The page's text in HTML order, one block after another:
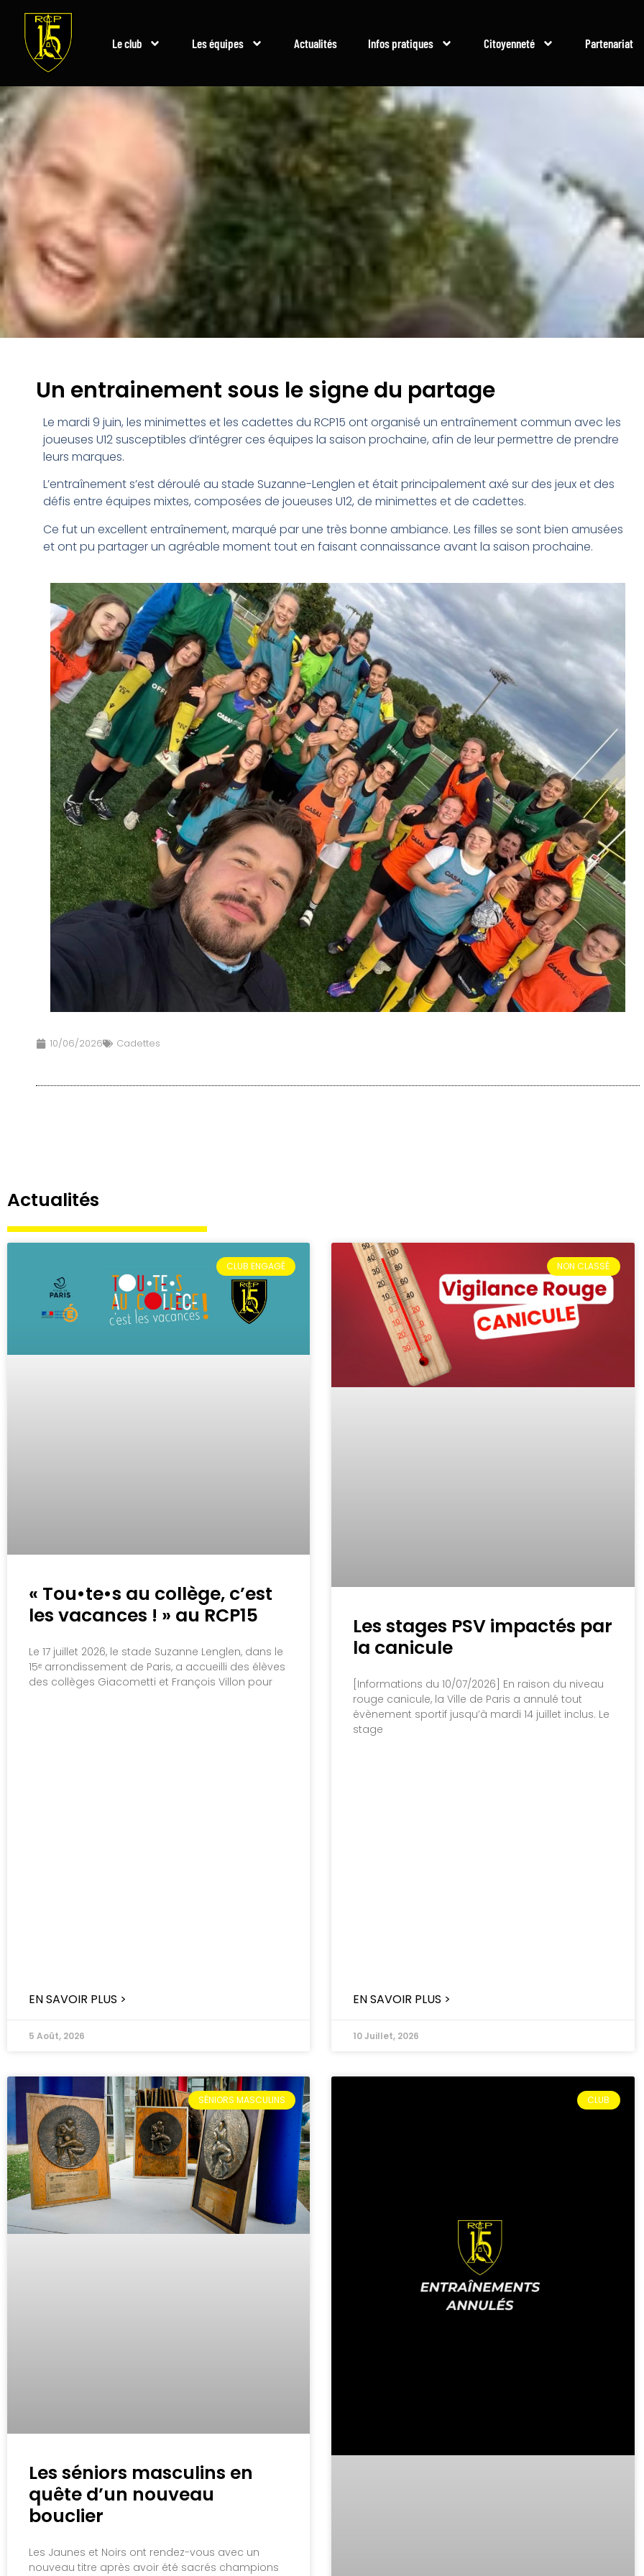
Le club Les équipes Actualités Infos pratiques Citoyenneté Partenariat
Un entrainement sous le signe du partage
Le mardi 9 juin, les minimettes et les cadettes du RCP15 ont organisé un entraînement commun avec les
joueuses U12 susceptibles d’intégrer ces équipes la saison prochaine, afin de leur permettre de prendre
leurs marques.
L’entraînement s’est déroulé au stade Suzanne-Lenglen et était principalement axé sur des jeux et des
défis entre équipes mixtes, composées de joueuses U12, de minimettes et de cadettes.
Ce fut un excellent entraînement, marqué par une très bonne ambiance. Les filles se sont bien amusées
et ont pu partager un agréable moment tout en faisant connaissance avant la saison prochaine.
10/06/2026 Cadettes
Actualités
CLUB ENGAGÉ
« Tou•te•s au collège, c’est
les vacances ! » au RCP15
Le 17 juillet 2026, le stade Suzanne Lenglen, dans le
15ᵉ arrondissement de Paris, a accueilli des élèves
des collèges Giacometti et François Villon pour
EN SAVOIR PLUS >
5 Août, 2026
NON CLASSÉ
Les stages PSV impactés par
la canicule
[Informations du 10/07/2026] En raison du niveau
rouge canicule, la Ville de Paris a annulé tout
évènement sportif jusqu’à mardi 14 juillet inclus. Le
stage
EN SAVOIR PLUS >
10 Juillet, 2026
SÉNIORS MASCULINS
Les séniors masculins en
quête d’un nouveau
bouclier
Les Jaunes et Noirs ont rendez-vous avec un
nouveau titre après avoir été sacrés champions
CLUB